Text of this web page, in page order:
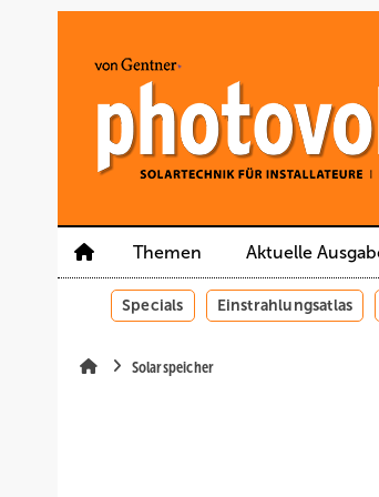
Themen Aktuelle
Specials Einstrahlungsatlas
Solarspeicher